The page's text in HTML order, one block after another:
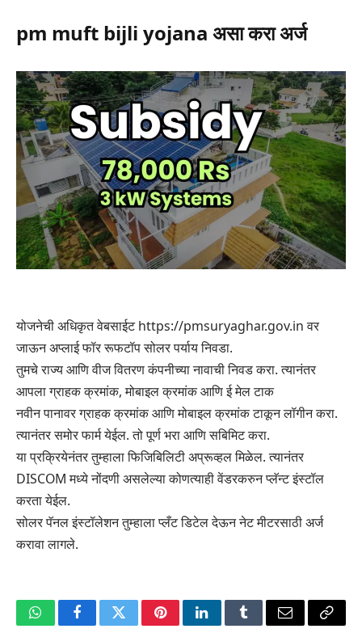
pm muft bijli yojana असा करा अर्ज
योजनेची अधिकृत वेबसाईट https://pmsuryaghar.gov.in वर
जाऊन अप्लाई फॉर रूफटॉप सोलर पर्याय निवडा.
तुमचे राज्य आणि वीज वितरण कंपनीच्या नावाची निवड करा. त्यानंतर
आपला ग्राहक क्रमांक, मोबाइल क्रमांक आणि ई मेल टाक
नवीन पानावर ग्राहक क्रमांक आणि मोबाइल क्रमांक टाकून लॉगीन करा.
त्यानंतर समोर फार्म येईल. तो पूर्ण भरा आणि सबिमिट करा.
या प्रक्रियेनंतर तुम्हाला फिजिबिलिटी अप्रूव्हल मिळेल. त्यानंतर
DISCOM मध्ये नोंदणी असलेल्या कोणत्याही वेंडरकरुन प्लॅन्ट इंस्टॉल
करता येईल.
सोलर पॅनल इंस्टॉलेशन तुम्हाला प्लँट डिटेल देऊन नेट मीटरसाठी अर्ज
करावा लागले.
WhatsAppFacebookTwitterPinterestLinkedInTumblrEmail Copy